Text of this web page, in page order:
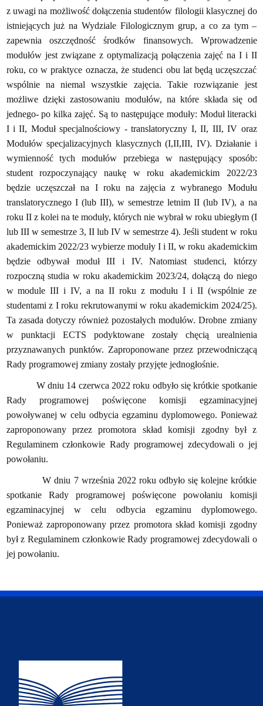
z uwagi na możliwość dołączenia studentów filologii klasycznej do
istniejących już na Wydziale Filologicznym grup, a co za tym –
zapewnia oszczędność środków finansowych. Wprowadzenie
modułów jest związane z optymalizacją połączenia zajęć na I i II
roku, co w praktyce oznacza, że studenci obu lat będą uczęszczać
wspólnie na niemal wszystkie zajęcia. Takie rozwiązanie jest
możliwe dzięki zastosowaniu modułów, na które składa się od
jednego- po kilka zajęć. Są to następujące moduły: Moduł literacki
I i II, Moduł specjalnościowy - translatoryczny I, II, III, IV oraz
Modułów specjalizacyjnych klasycznych (I,II,III, IV). Działanie i
wymienność tych modułów przebiega w następujący sposób:
student rozpoczynający naukę w roku akademickim 2022/23
będzie uczęszczał na I roku na zajęcia zwybranego Modułu
translatorycznegoI (lub III), w semestrze letnim II (lub IV), a na
roku II z kolei na te moduły, których nie wybrał w roku ubiegłym (I
lub III w semestrze 3, II lub IV w semestrze 4). Jeśli student w roku
akademickim 2022/23 wybierze moduły I i II, w roku akademickim
będzie odbywał moduł III i IV. Natomiast studenci, którzy
rozpoczną studia w roku akademickim 2023/24, dołączą do niego
w module III i IV, a na II roku z modułu I i II (wspólnie ze
studentami z I roku rekrutowanymi w roku akademickim 2024/25).
Ta zasada dotyczy również pozostałych modułów.Drobne zmiany
w punktacji ECTS podyktowane zostały chęcią urealnienia
przyznawanych punktów. Zaproponowane przez przewodniczącą
Rady programowej zmiany zostały przyjęte jednogłośnie.
W dniu 14 czerwca 2022 roku odbyło się krótkie spotkanie
Rady programowej poświęcone komisji egzaminacyjnej
powoływanej w celu odbycia egzaminu dyplomowego. Ponieważ
zaproponowany przez promotora skład komisji zgodny był z
Regulaminem członkowie Rady programowej zdecydowali o jej
powołaniu.
W dniu 7 września 2022 roku odbyło się kolejne krótkie
spotkanie Rady programowej poświęcone powołaniu komisji
egzaminacyjnej w celu odbycia egzaminu dyplomowego.
Ponieważ zaproponowany przez promotora skład komisji zgodny
był z Regulaminem członkowie Rady programowej zdecydowali o
jej powołaniu.
Adres Wydziału